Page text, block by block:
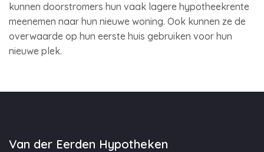
kunnen doorstromers hun vaak lagere hypotheekrente
meenemen naar hun nieuwe woning. Ook kunnen ze de
overwaarde op hun eerste huis gebruiken voor hun
nieuwe plek.
Van der Eerden Hypotheken